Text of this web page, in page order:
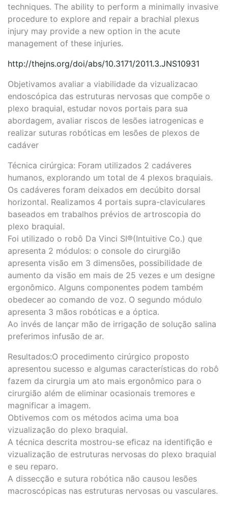
techniques. The ability to perform a minimally invasive
procedure to explore and repair a brachial plexus
injury may provide a new option in the acute
management of these injuries.
http://thejns.org/doi/abs/10.3171/2011.3.JNS10931
Objetivamos avaliar a viabilidade da vizualizacao
endoscópica das estruturas nervosas que compõe o
plexo braquial, estudar novos portais para sua
abordagem, avaliar riscos de lesões iatrogenicas e
realizar suturas robóticas em lesões de plexos de
cadáver
Técnica cirúrgica: Foram utilizados 2 cadáveres
humanos, explorando um total de 4 plexos braquiais.
Os cadáveres foram deixados em decúbito dorsal
horizontal. Realizamos 4 portais supra-claviculares
baseados em trabalhos prévios de artroscopia do
plexo braquial.
Foi utilizado o robô Da Vinci SI®(Intuitive Co.) que
apresenta 2 módulos: o console do cirurgião
apresenta visão em 3 dimensões, possibilidade de
aumento da visão em mais de 25 vezes e um designe
ergonômico. Alguns componentes podem também
obedecer ao comando de voz. O segundo módulo
apresenta 3 mãos robóticas e a óptica.
Ao invés de lançar mão de irrigação de solução salina
preferimos infusão de ar.
Resultados:O procedimento cirúrgico proposto
apresentou sucesso e algumas características do robô
fazem da cirurgia um ato mais ergonômico para o
cirurgião além de eliminar ocasionais tremores e
magnificar a imagem.
Obtivemos com os métodos acima uma boa
vizualização do plexo braquial.
A técnica descrita mostrou-se eﬁcaz na identiﬁção e
vizualização de estruturas nervosas do plexo braquial
e seu reparo.
A dissecção e sutura robótica não causou lesões
macroscópicas nas estruturas nervosas ou vasculares.